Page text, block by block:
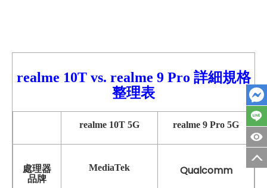
realme 10T vs. realme 9Pro 詳細規格
整理表
realme 10T 5G realme 9 Pro 5G
處理器
品牌
MediaTek Qualcomm